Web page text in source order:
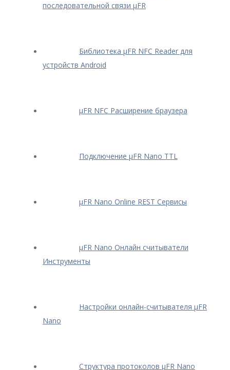
последовательной связи μFR
Библиотека μFR NFC Reader для
устройств Android
μFR NFC Расширение браузера
Подключение μFR Nano TTL
μFR Nano Online REST Сервисы
μFR Nano Онлайн считыватели
Инструменты
Настройки онлайн-считывателя μFR
Nano
Структура протоколов μFR Nano